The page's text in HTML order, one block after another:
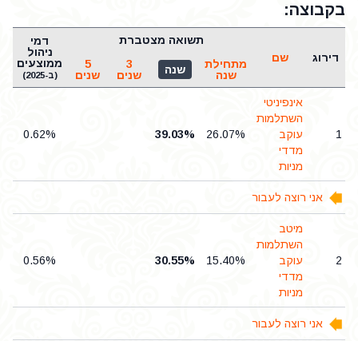
בקבוצה:
דירוג שם
תשואה מצטברת
דמי
ניהול
ממוצעים
(ב-2025)
מתחילת
שנה
שנה
3
שנים
5
שנים
1
אינפיניטי
השתלמות
עוקב
מדדי
מניות
26.07%
39.03%
0.62%
אני רוצה לעבור
2
מיטב
השתלמות
עוקב
מדדי
מניות
15.40%
30.55%
0.56%
אני רוצה לעבור